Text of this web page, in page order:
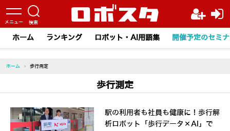
ホーム ランキング ロボット・AI用語集 開催予定のセミ
ホーム › 歩行測定
歩行測定
駅の利用者も社員も健康に！歩行解
析ロボット「歩行データ×AI」で